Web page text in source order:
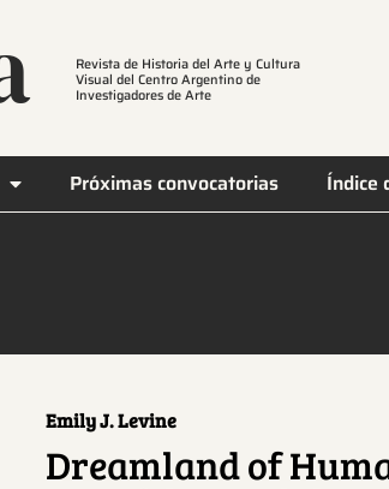
Revista de Historia del Arte y Cultura
Visual del Centro Argentino de
Investigadores de Arte
Próximas convocatorias Índice
Emily J. Levine
Dreamland of